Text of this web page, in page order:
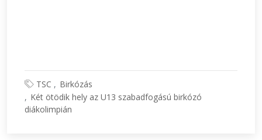
TSC
Birkózás
Két ötödik hely az U13 szabadfogású birkózó
diákolimpián